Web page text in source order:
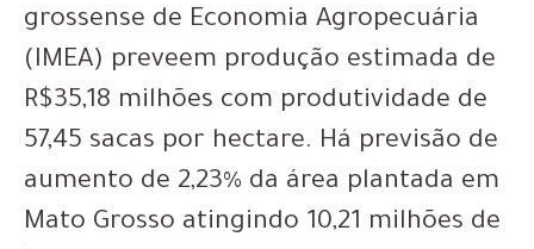
grossense de Economia Agropecuária
(IMEA) preveem produção estimada de
R$35,18 milhões com produtividade de
57,45 sacas por hectare. Há previsão de
aumento de 2,23% da área plantada em
Mato Grosso atingindo 10,21 milhões de